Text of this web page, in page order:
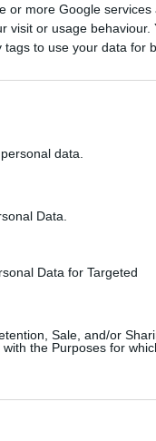
or more Google
visit or usage behaviour.
to use your data for
data.
Data.
Data for Targeted
Sale, and/or
the Purposes for
nézni?
a social médiában.